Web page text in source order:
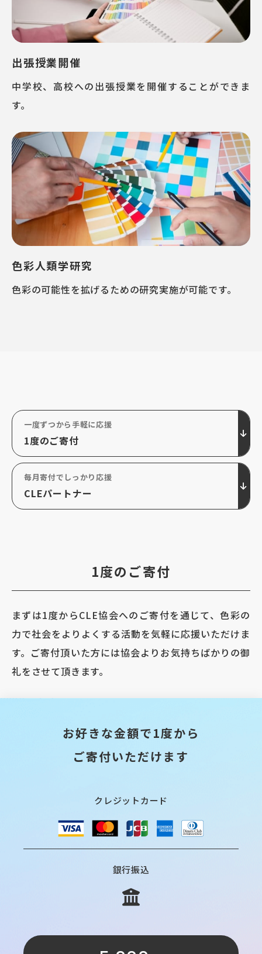
出張授業開催
中学校、高校への出張授業を開催することができま
す。
色彩人類学研究
色彩の可能性を拡げるための研究実施が可能です。
一度ずつから手軽に応援
1度のご寄付
毎月寄付でしっかり応援
CLEパートナー
1度のご寄付
まずは1度からCLE協会へのご寄付を通じて、色彩の
力で社会をよりよくする活動を気軽に応援いただけま
す。ご寄付頂いた方には協会よりお気持ちばかりの御
礼をさせて頂きます。
お好きな金額で1度から
ご寄付いただけます
クレジットカード
銀行振込